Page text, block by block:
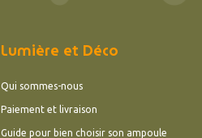
Lumière et Déco
Qui sommes-nous
Paiement et livraison
Guide pour bien choisir son ampoule